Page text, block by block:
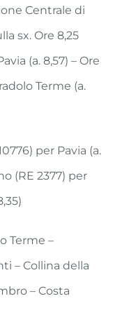
Centrale di
sx. Ore 8,25
(a. 8,57) – Ore
Terme (a.
per Pavia (a.
(RE 2377) per
Terme –
– Collina della
– Costa